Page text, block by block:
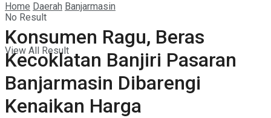
No Result
View All Result
Home Daerah Banjarmasin
Konsumen Ragu, Beras
Kecoklatan Banjiri Pasaran
Banjarmasin Dibarengi
Kenaikan Harga